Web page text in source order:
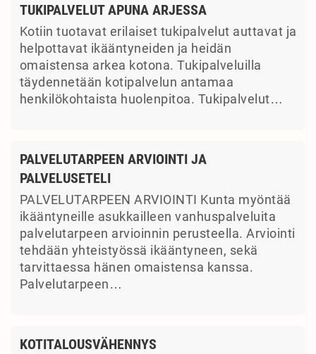
TUKIPALVELUT APUNA ARJESSA
Kotiin tuotavat erilaiset tukipalvelut auttavat ja
helpottavat ikääntyneiden ja heidän
omaistensa arkea kotona. Tukipalveluilla
täydennetään kotipalvelun antamaa
henkilökohtaista huolenpitoa. Tukipalvelut…
PALVELUTARPEEN ARVIOINTI JA
PALVELUSETELI
PALVELUTARPEEN ARVIOINTI Kunta myöntää
ikääntyneille asukkailleen vanhuspalveluita
palvelutarpeen arvioinnin perusteella. Arviointi
tehdään yhteistyössä ikääntyneen, sekä
tarvittaessa hänen omaistensa kanssa.
Palvelutarpeen…
KOTITALOUSVÄHENNYS